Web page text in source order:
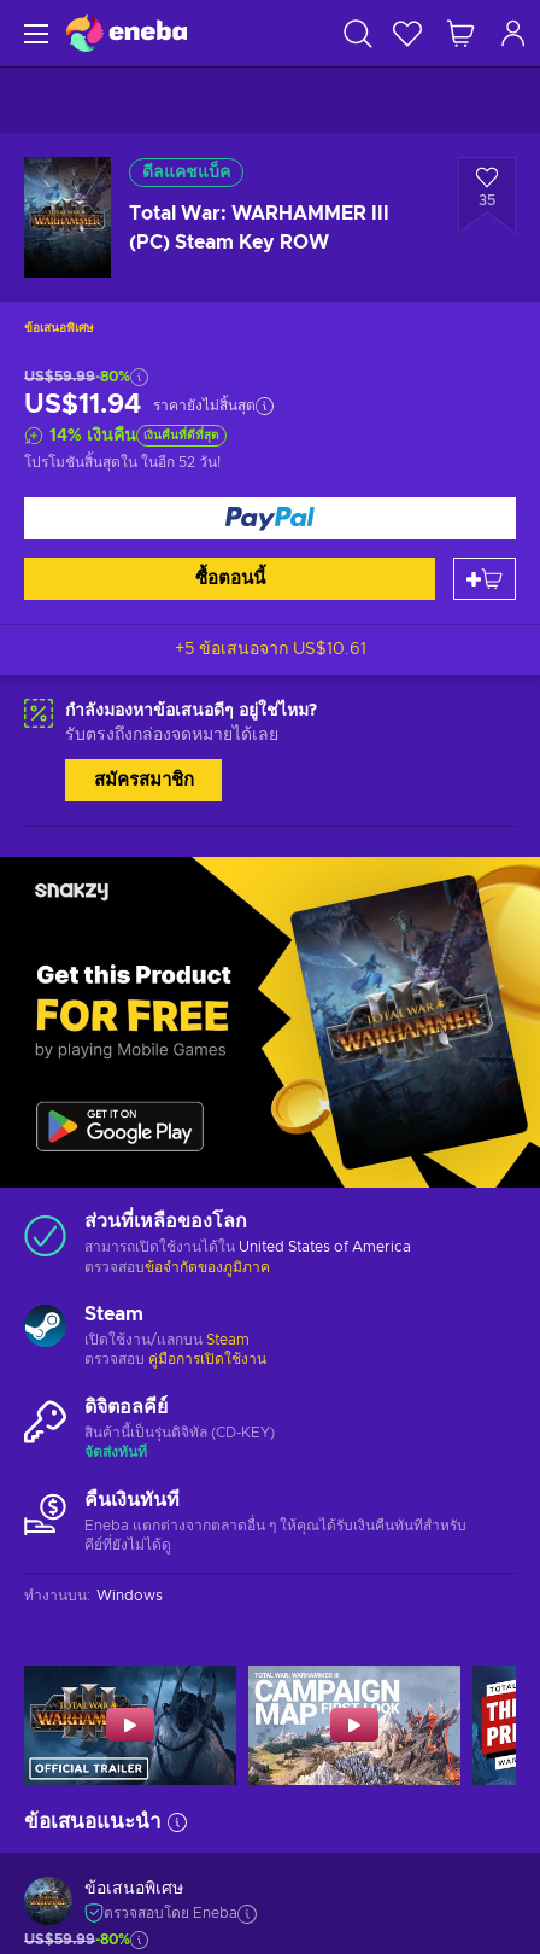
ดีลแคชแบ็ค
Total War: WARHAMMER III
(PC) Steam Key ROW
35
ข้อเสนอพิเศษ
US$59.99-80%
US$11.94 ราคายังไม่สิ้นสุด
14% เงินคืน เงินคืนที่ดีที่สุด
โปรโมชันสิ้นสุดใน ในอีก 52 วัน!
ซื้อตอนนี้
+5 ข้อเสนอจาก US$10.61
กำลังมองหาข้อเสนอดีๆ อยู่ใช่ไหม?
รับตรงถึงกล่องจดหมายได้เลย
สมัครสมาชิก
ส่วนที่เหลือของโลก
สามารถเปิดใช้งานได้ใน United States of America
ตรวจสอบข้อจำกัดของภูมิภาค
Steam
เปิดใช้งาน/แลกบน Steam
ตรวจสอบ คู่มือการเปิดใช้งาน
ดิจิตอลคีย์
สินค้านี้เป็นรุ่นดิจิทัล (CD-KEY)
จัดส่งทันที
คืนเงินทันที
Eneba แตกต่างจากตลาดอื่น ๆ ให้คุณได้รับเงินคืนทันทีสําหรับ
คีย์ที่ยังไม่ได้ดู
ทำงานบน: Windows
ข้อเสนอแนะนำ
ข้อเสนอพิเศษ
ตรวจสอบโดย Eneba
US$59.99-80%